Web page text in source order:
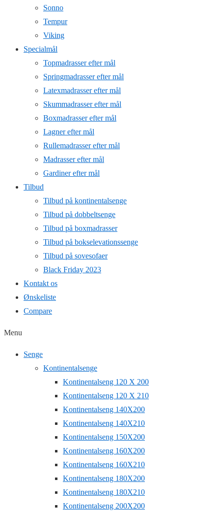
Sonno
Tempur
Viking
Specialmål
Topmadrasser efter mål
Springmadrasser efter mål
Latexmadrasser efter mål
Skummadrasser efter mål
Boxmadrasser efter mål
Lagner efter mål
Rullemadrasser efter mål
Madrasser efter mål
Gardiner efter mål
Tilbud
Tilbud på kontinentalsenge
Tilbud på dobbeltsenge
Tilbud på boxmadrasser
Tilbud på bokselevationssenge
Tilbud på sovesofaer
Black Friday 2023
Kontakt os
Ønskeliste
Compare
Menu
Senge
Kontinentalsenge
Kontinentalseng 120 X 200
Kontinentalseng 120 X 210
Kontinentalseng 140X200
Kontinentalseng 140X210
Kontinentalseng 150X200
Kontinentalseng 160X200
Kontinentalseng 160X210
Kontinentalseng 180X200
Kontinentalseng 180X210
Kontinentalseng 200X200